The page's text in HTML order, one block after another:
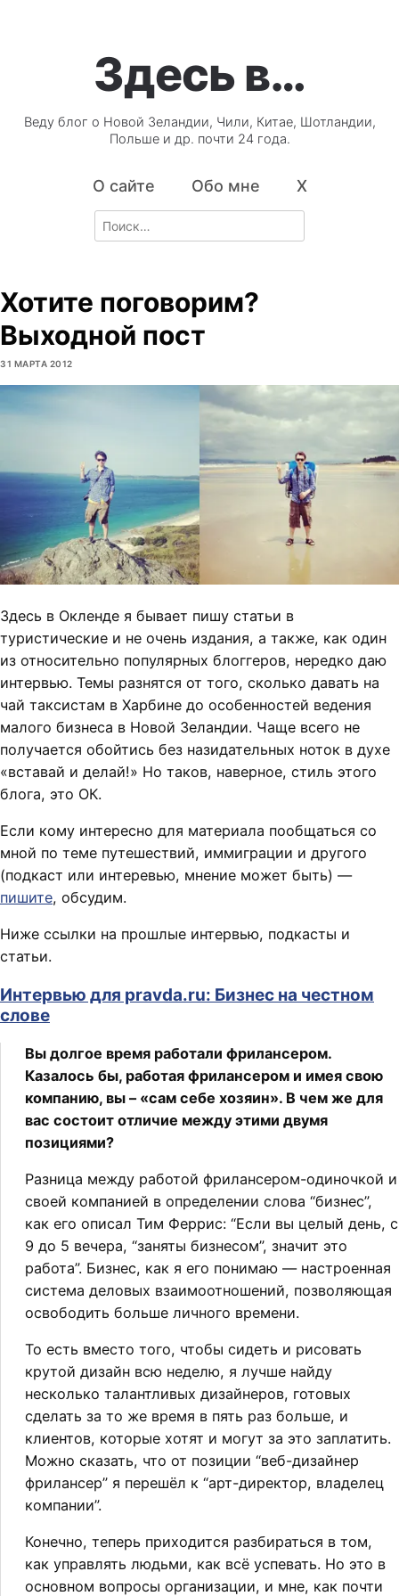
Здесь в…
Веду блог о Новой Зеландии, Чили, Китае, Шотландии,
Польше и др. почти 24 года.
О сайте Обо мне X
Search
for:
Хотите поговорим?
Выходной пост
31 МАРТА 2012
Здесь в Окленде я бывает пишу статьи в
туристические и не очень издания, а также, как один
из относительно популярных блоггеров, нередко даю
интервью. Темы разнятся от того, сколько давать на
чай таксистам в Харбине до особенностей ведения
малого бизнеса в Новой Зеландии. Чаще всего не
получается обойтись без назидательных ноток в духе
«вставай и делай!» Но таков, наверное, стиль этого
блога, это ОК.
Если кому интересно для материала пообщаться со
мной по теме путешествий, иммиграции и другого
(подкаст или интеревью, мнение может быть) —
пишите, обсудим.
Ниже ссылки на прошлые интервью, подкасты и
статьи.
Интервью для pravda.ru: Бизнес на честном
слове
Вы долгое время работали фрилансером.
Казалось бы, работая фрилансером и имея свою
компанию, вы – «сам себе хозяин». В чем же для
вас состоит отличие между этими двумя
позициями?
Разница между работой фрилансером-одиночкой и
своей компанией в определении слова “бизнес”,
как его описал Тим Феррис: “Если вы целый день, с
9 до 5 вечера, “заняты бизнесом”, значит это
работа”. Бизнес, как я его понимаю — настроенная
система деловых взаимоотношений, позволяющая
освободить больше личного времени.
То есть вместо того, чтобы сидеть и рисовать
крутой дизайн всю неделю, я лучше найду
несколько талантливых дизайнеров, готовых
сделать за то же время в пять раз больше, и
клиентов, которые хотят и могут за это заплатить.
Можно сказать, что от позиции “веб-дизайнер
фрилансер” я перешёл к “арт-директор, владелец
компании”.
Конечно, теперь приходится разбираться в том,
как управлять людьми, как всё успевать. Но это в
основном вопросы организации, и мне, как почти